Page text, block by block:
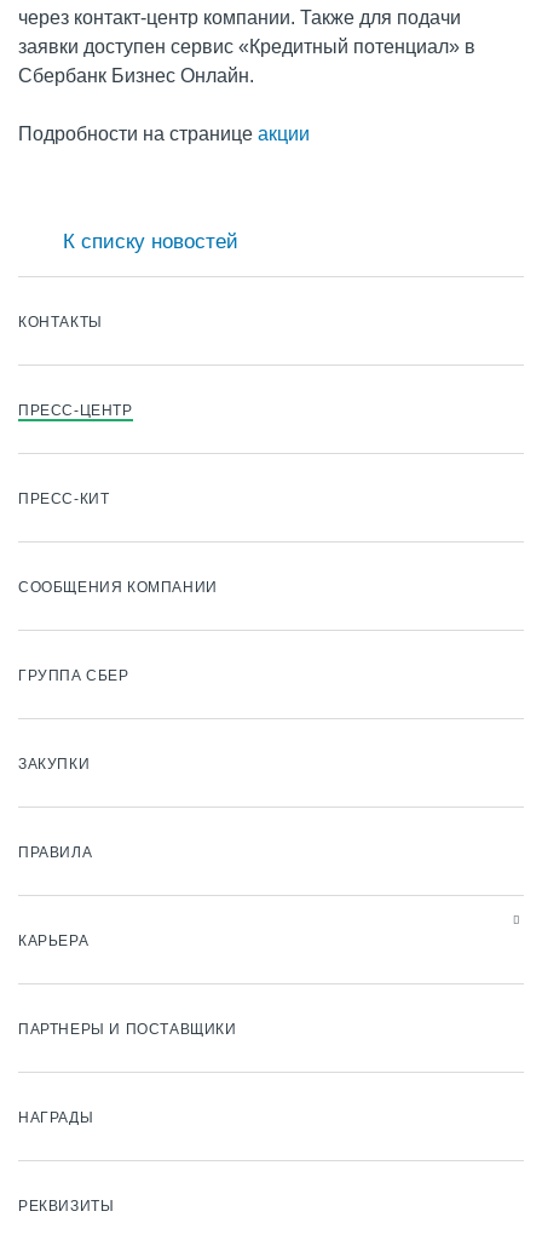
КОНТАКТЫ
ПРЕСС-ЦЕНТР
ПРЕСС-КИТ
СООБЩЕНИЯ КОМПАНИИ
ГРУППА СБЕР
ЗАКУПКИ
ПРАВИЛА
КАРЬЕРА
ПАРТНЕРЫ И ПОСТАВЩИКИ
НАГРАДЫ
РЕКВИЗИТЫ
через контакт-центр компании. Также для подачи
заявки доступен сервис «Кредитный потенциал» в
Сбербанк Бизнес Онлайн.
Подробности на странице акции
К списку новостей